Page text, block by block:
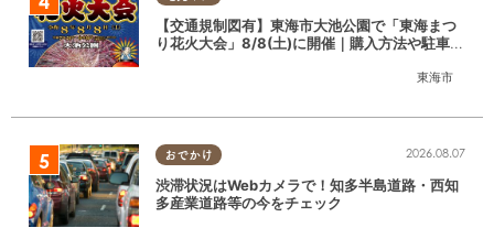
東海市
【交通規制図有】東海市大池公園で「東海まつ
り花火大会」8/8(土)に開催｜購入方法や駐車場
おでかけ 2026.08.07
渋滞状況はWebカメラで！知多半島道路・西知
多産業道路等の今をチェック